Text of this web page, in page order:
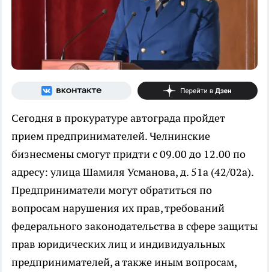
Сегодня в прокуратуре автограда пройдет
прием предпринимателей. Челнинские
бизнесмены смогут придти с 09.00 до 12.00 по
адресу: улица Шамиля Усманова, д. 51а (42/02а).
Предприниматели могут обратиться по
вопросам нарушения их прав, требований
федерального законодательства в сфере защиты
прав юридических лиц и индивидуальных
предпринимателей, а также иным вопросам,